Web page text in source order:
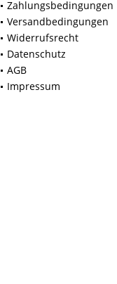
Zahlungsbedingungen
Versandbedingungen
Widerrufsrecht
Datenschutz
AGB
Impressum